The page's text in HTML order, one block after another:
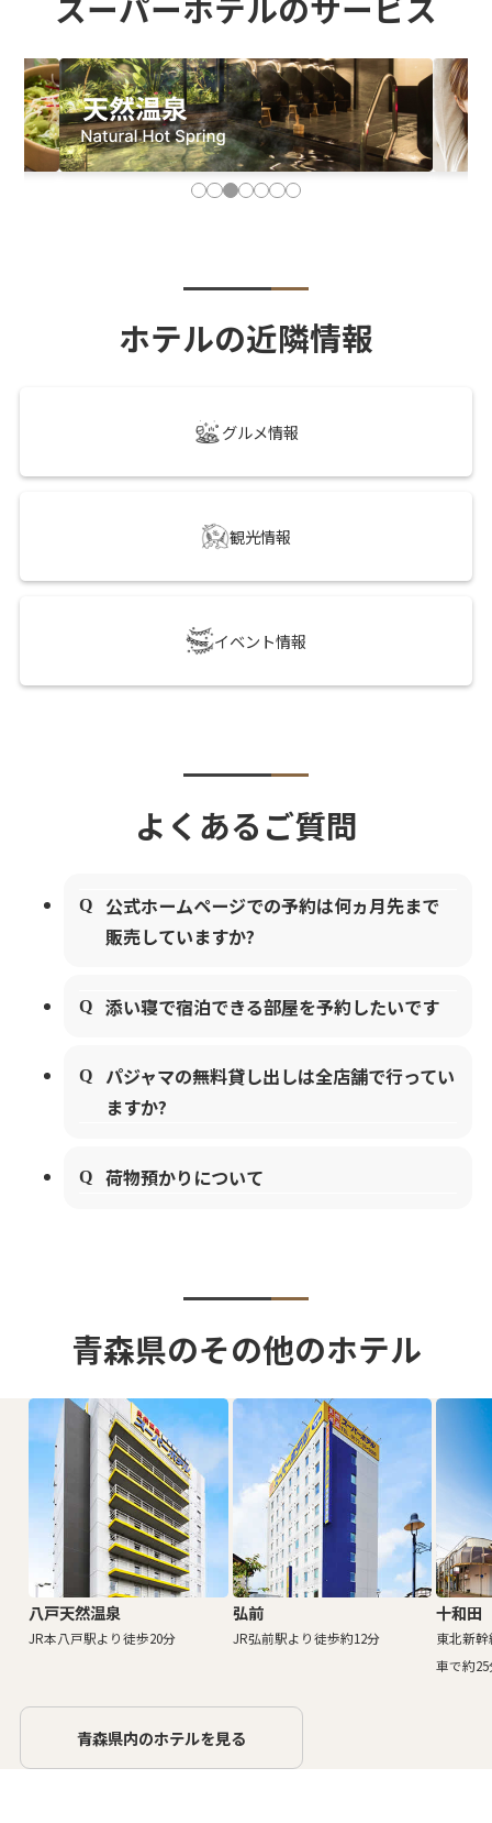
ホテルの近隣情報
グルメ情報
観光情報
イベント情報
よくあるご質問
公式ホームページでの予約は何ヵ月先まで
販売していますか?
添い寝で宿泊できる部屋を予約したいです
パジャマの無料貸し出しは全店舗で行ってい
ますか?
荷物預かりについて
青森県のその他のホテル
八戸天然温泉
JR本八戸駅より徒歩20分
弘前
JR弘前駅より徒歩約12分
十和田
東北新
車で約
青森県内のホテルを見る